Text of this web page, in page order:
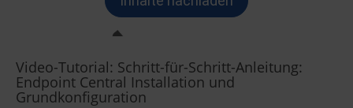
Video-Tutorial: Schritt-für-Schritt-Anleitung:
Endpoint Central Installation und
Grundkonfiguration